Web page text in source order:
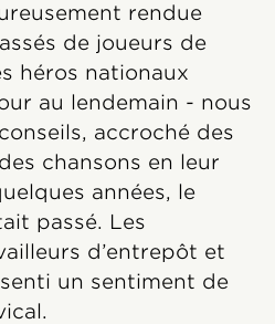
rendue
de joueurs de
héros nationaux
au lendemain - nous
accroché des
chansons en leur
années, le
passé. Les
d’entrepôt et
un sentiment de